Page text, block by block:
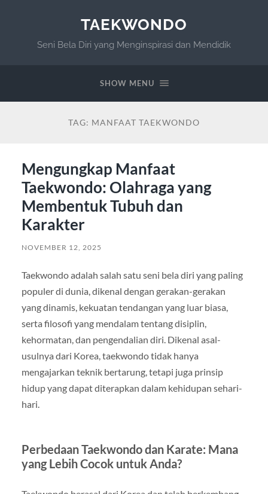
TAEKWONDO
Seni Bela Diri yang Menginspirasi dan Mendidik
SHOW MENU
TAG: MANFAAT TAEKWONDO
Mengungkap Manfaat
Taekwondo: Olahraga yang
Membentuk Tubuh dan
Karakter
NOVEMBER 12, 2025
Taekwondo adalah salah satu seni bela diri yang paling
populer di dunia, dikenal dengan gerakan-gerakan
yang dinamis, kekuatan tendangan yang luar biasa,
serta filosofi yang mendalam tentang disiplin,
kehormatan, dan pengendalian diri. Dikenal asal-
usulnya dari Korea, taekwondo tidak hanya
mengajarkan teknik bertarung, tetapi juga prinsip
hidup yang dapat diterapkan dalam kehidupan sehari-
hari.
Perbedaan Taekwondo dan Karate: Mana
yang Lebih Cocok untuk Anda?